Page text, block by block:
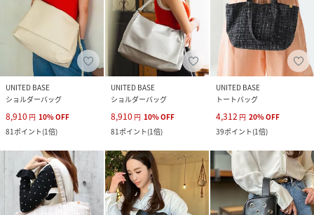
UNITED BASE
ショルダーバッグ
8,910 円 10%OFF
81ポイント(1倍)
UNITED BASE
ショルダーバッグ
8,910 円 10%OFF
81ポイント(1倍)
UNITED BASE
トートバッグ
4,312 円 20%OFF
39ポイント(1倍)